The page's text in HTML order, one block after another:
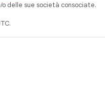
delle sue società consociate.